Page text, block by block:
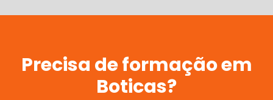
Precisa deformaçãoem
Boticas?